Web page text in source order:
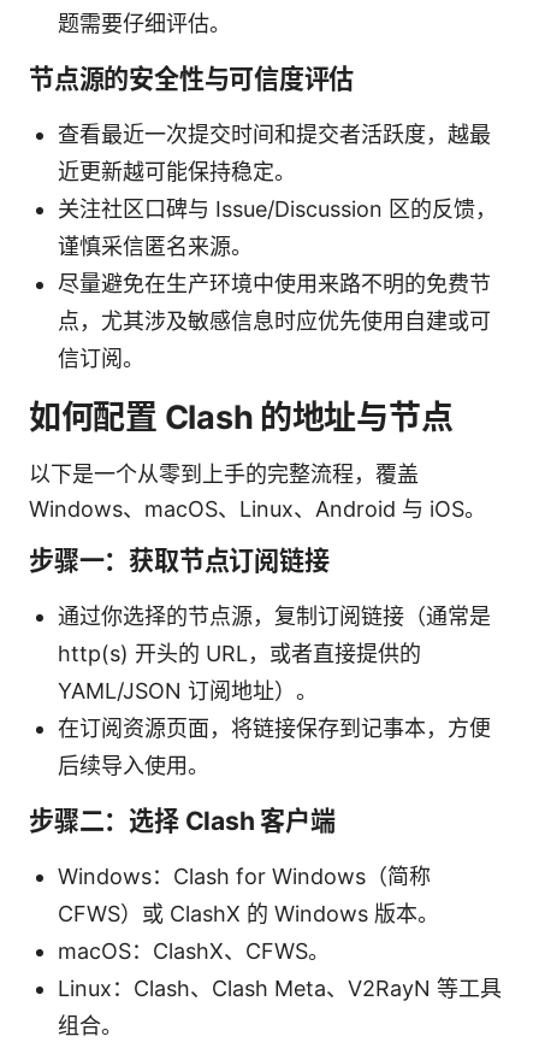
题需要仔细评估。
节点源的安全性与可信度评估
查看最近一次提交时间和提交者活跃度，越最
近更新越可能保持稳定。
关注社区口碑与 Issue/Discussion 区的反馈，
谨慎采信匿名来源。
尽量避免在生产环境中使用来路不明的免费节
点，尤其涉及敏感信息时应优先使用自建或可
信订阅。
如何配置 Clash 的地址与节点
以下是一个从零到上手的完整流程，覆盖
Windows、macOS、Linux、Android 与 iOS。
步骤一：获取节点订阅链接
通过你选择的节点源，复制订阅链接（通常是
http(s) 开头的 URL，或者直接提供的
YAML/JSON 订阅地址）。
在订阅资源页面，将链接保存到记事本，方便
后续导入使用。
步骤二：选择 Clash 客户端
Windows：Clash for Windows（简称
CFWS）或 ClashX 的 Windows 版本。
macOS：ClashX、CFWS。
Linux：Clash、Clash Meta、V2RayN 等工具
组合。